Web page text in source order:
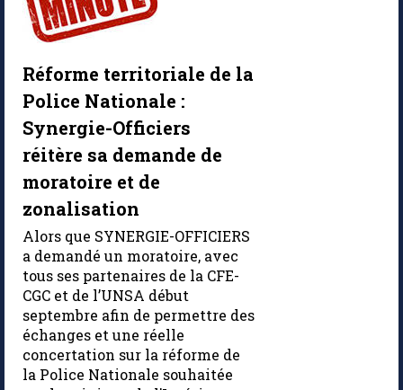
Réforme territoriale de la
Police Nationale :
Synergie-Officiers
réitère sa demande de
moratoire et de
zonalisation
Alors que SYNERGIE-OFFICIERS
a demandé un moratoire, avec
tous ses partenaires de la CFE-
CGC et de l’UNSA début
septembre afin de permettre des
échanges et une réelle
concertation sur la réforme de
la Police Nationale souhaitée